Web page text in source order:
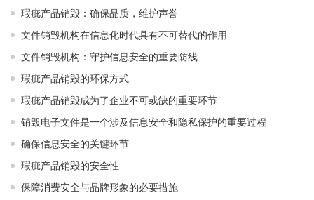
瑕疵产品销毁：确保品质，维护声誉
文件销毁机构在信息化时代具有不可替代的作用
文件销毁机构：守护信息安全的重要防线
瑕疵产品销毁的环保方式
瑕疵产品销毁成为了企业不可或缺的重要环节
销毁电子文件是一个涉及信息安全和隐私保护的重要过程
确保信息安全的关键环节
瑕疵产品销毁的安全性
保障消费安全与品牌形象的必要措施